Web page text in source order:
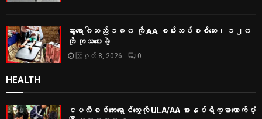
သွားရောဂါသည် ၁၈၀ ကို AA စမ်းသပ်စစ်ဆေး၊ ၁၂၀
ကို ကုသပေးခဲ့
ဩဂုတ် 8, 2026 0
HEALTH
ငပလီစစ်ဘေးရှောင်တွေကို ULA/AA စားနပ်ရိက္ခာထောက်ပံ့